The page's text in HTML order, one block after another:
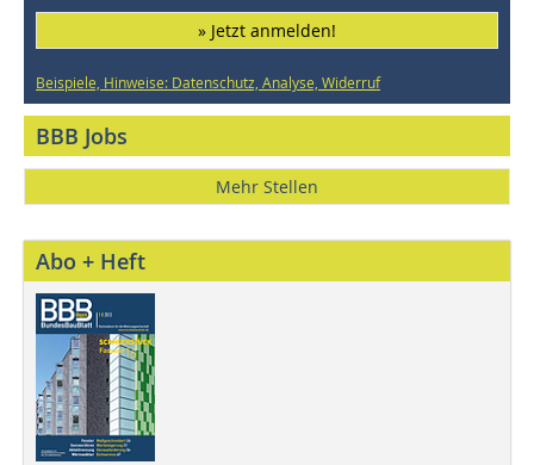
» Jetzt anmelden!
Beispiele, Hinweise: Datenschutz, Analyse, Widerruf
BBB Jobs
Mehr Stellen
Abo + Heft